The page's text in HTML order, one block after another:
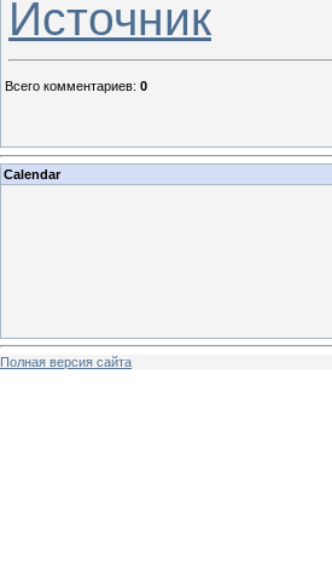
Источник
Всего комментариев: 0
Calendar
Полная версия сайта